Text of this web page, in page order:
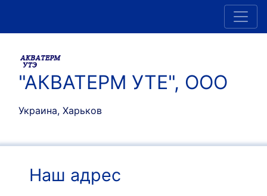
"АКВАТЕРМ УТЕ", ООО
Украина, Харьков
Наш адрес